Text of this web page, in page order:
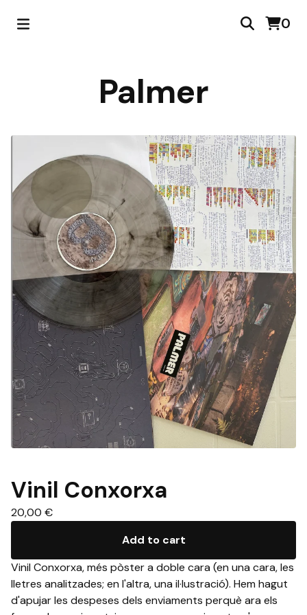
0
Palmer
Vinil Conxorxa
20,00 €
Add to cart
Vinil Conxorxa, més pòster a doble cara (en una cara, les
lletres analitzades; en l'altra, una il·lustració). Hem hagut
d'apujar les despeses dels enviaments perquè ara els